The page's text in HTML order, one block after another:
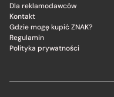
Dla reklamodawców
Kontakt
Gdzie mogę kupić ZNAK?
Regulamin
Polityka prywatności